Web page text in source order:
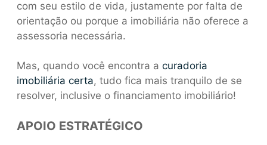
com seu estilo de vida, justamente por falta de
orientação ou porque a imobiliária não oferece a
assessoria necessária.
Mas, quando você encontra a curadoria
imobiliária certa, tudo fica mais tranquilo de se
resolver, inclusive o financiamento imobiliário!
APOIO ESTRATÉGICO